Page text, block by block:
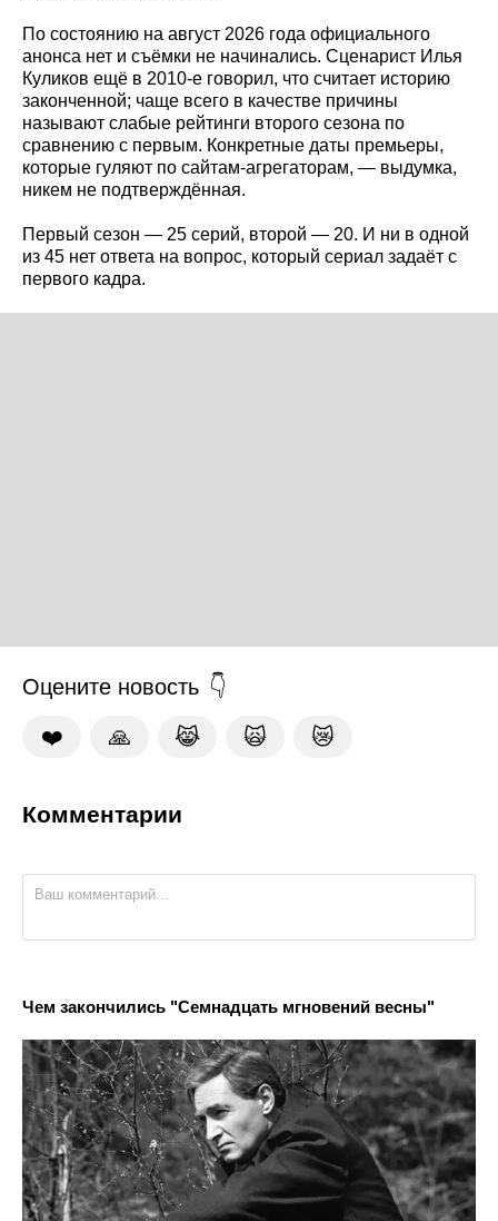
По состоянию на август 2026 года официального
анонса нет и съёмки не начинались. Сценарист Илья
Куликов ещё в 2010-е говорил, что считает историю
законченной; чаще всего в качестве причины
называют слабые рейтинги второго сезона по
сравнению с первым. Конкретные даты премьеры,
которые гуляют по сайтам-агрегаторам, — выдумка,
никем не подтверждённая.
Первый сезон — 25 серий, второй — 20. И ни в одной
из 45 нет ответа на вопрос, который сериал задаёт с
первого кадра.
Оцените новость
❤️ 🙏 😹 🙀 😿
Комментарии
Чем закончились "Семнадцать мгновений весны"